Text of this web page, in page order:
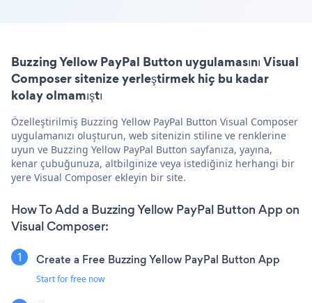
Buzzing Yellow PayPal Button uygulamasını Visual
Composer sitenize yerleştirmek hiç bu kadar
kolay olmamıştı
Özelleştirilmiş Buzzing Yellow PayPal Button Visual Composer
uygulamanızı oluşturun, web sitenizin stiline ve renklerine
uyun ve Buzzing Yellow PayPal Button sayfanıza, yayına,
kenar çubuğunuza, altbilginize veya istediğiniz herhangi bir
yere Visual Composer ekleyin bir site.
How To Add a Buzzing Yellow PayPal Button App on
Visual Composer:
Create a Free Buzzing Yellow PayPal Button App
Start for free now